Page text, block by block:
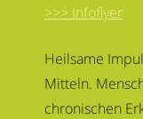
>>> Infoflyer
Heilsame
Mitteln.
chronischen